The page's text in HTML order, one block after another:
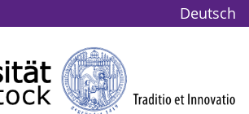
Deutsch